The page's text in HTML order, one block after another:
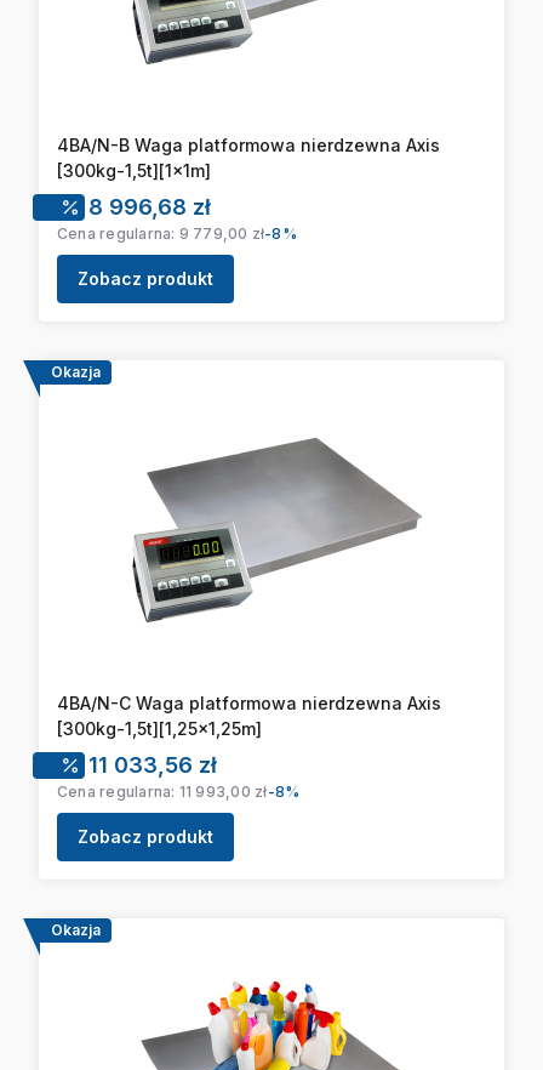
4BA/N-B Waga platformowa nierdzewna Axis
[300kg-1,5t][1x1m]
Cena promocyjna
8 996,68 zł
Cena regularna: 9 779,00 zł-8%
Zobacz produkt
Okazja
4BA/N-C Waga platformowa nierdzewna Axis
[300kg-1,5t][1,25x1,25m]
Cena promocyjna
11 033,56 zł
Cena regularna: 11 993,00 zł-8%
Zobacz produkt
Okazja